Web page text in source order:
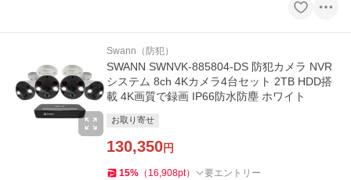
Swann（防犯）
SWANN SWNVK-885804-DS 防犯カメラ NVR
システム 8ch 4Kカメラ4台セット 2TB HDD搭
載 4K画質で録画 IP66防水防塵 ホワイト
お取り寄せ
130,350円
15% （ 16,908pt） 要エントリー